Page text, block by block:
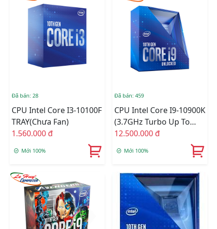
Đã bán: 28
CPU Intel Core I3-10100F
TRAY(chưa Fan)
1.560.000 đ
Mới 100%
Đã bán: 459
CPU Intel Core I9-10900K
(3.7GHz Turbo Up To
5.3GHz, 10 Nhân 20
125W) - Socket Intel LGA
ONLINE)
12.500.000 đ
Mới 100%